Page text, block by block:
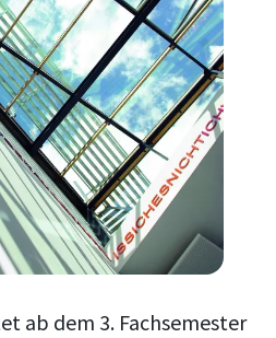
ab dem 3. Fachsemester